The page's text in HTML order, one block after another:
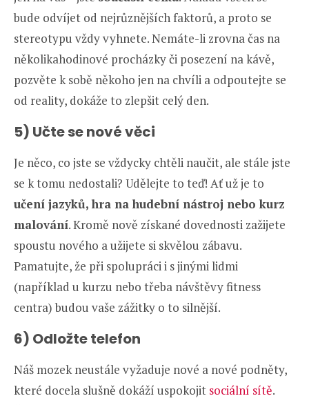
bude odvíjet od nejrůznějších faktorů, a proto se
stereotypu vždy vyhnete. Nemáte-li zrovna čas na
několikahodinové procházky či posezení na kávě,
pozvěte k sobě někoho jen na chvíli a odpoutejte se
od reality, dokáže to zlepšit celý den.
5) Učte se nové věci
Je něco, co jste se vždycky chtěli naučit, ale stále jste
se k tomu nedostali? Udělejte to teď! Ať už je to
učení jazyků, hra na hudební nástroj nebo kurz
malování. Kromě nově získané dovednosti zažijete
spoustu nového a užijete si skvělou zábavu.
Pamatujte, že při spolupráci i s jinými lidmi
(například u kurzu nebo třeba návštěvy fitness
centra) budou vaše zážitky o to silnější.
6) Odložte telefon
Náš mozek neustále vyžaduje nové a nové podněty,
které docela slušně dokáží uspokojit sociální sítě.